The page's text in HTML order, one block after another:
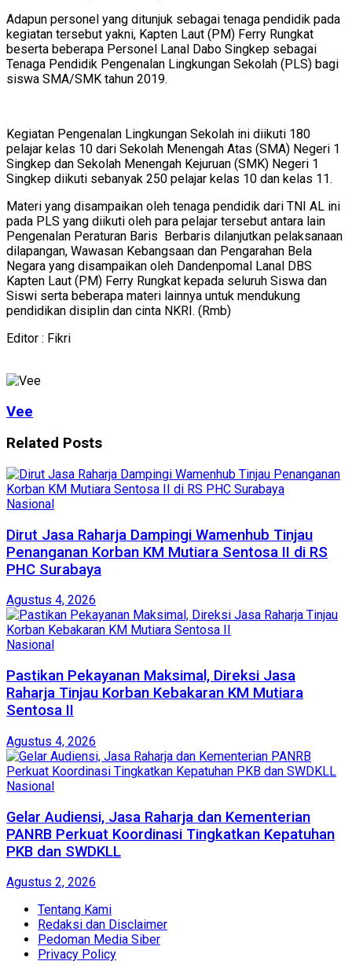
Adapun personel yang ditunjuk sebagai tenaga pendidik pada
kegiatan tersebut yakni, Kapten Laut (PM) Ferry Rungkat
beserta beberapa Personel Lanal Dabo Singkep sebagai
Tenaga Pendidik Pengenalan Lingkungan Sekolah (PLS) bagi
siswa SMA/SMK tahun 2019.
Kegiatan Pengenalan Lingkungan Sekolah ini diikuti 180
pelajar kelas 10 dari Sekolah Menengah Atas (SMA) Negeri 1
Singkep dan Sekolah Menengah Kejuruan (SMK) Negeri 1
Singkep diikuti sebanyak 250 pelajar kelas 10 dan kelas 11.
Materi yang disampaikan oleh tenaga pendidik dari TNI AL ini
pada PLS yang diikuti oleh para pelajar tersebut antara lain
Pengenalan Peraturan Baris Berbaris dilanjutkan pelaksanaan
dilapangan, Wawasan Kebangsaan dan Pengarahan Bela
Negara yang disampaikan oleh Dandenpomal Lanal DBS
Kapten Laut (PM) Ferry Rungkat kepada seluruh Siswa dan
Siswi serta beberapa materi lainnya untuk mendukung
pendidikan disiplin dan cinta NKRI. (Rmb)
Editor : Fikri
Vee
Related Posts
Nasional
Dirut Jasa Raharja Dampingi Wamenhub Tinjau
Penanganan Korban KM Mutiara Sentosa II di RS
PHC Surabaya
Agustus 4, 2026
Nasional
Pastikan Pekayanan Maksimal, Direksi Jasa
Raharja Tinjau Korban Kebakaran KM Mutiara
Sentosa II
Agustus 4, 2026
Nasional
Gelar Audiensi, Jasa Raharja dan Kementerian
PANRB Perkuat Koordinasi Tingkatkan Kepatuhan
PKB dan SWDKLL
Agustus 2, 2026
Tentang Kami
Redaksi dan Disclaimer
Pedoman Media Siber
Privacy Policy